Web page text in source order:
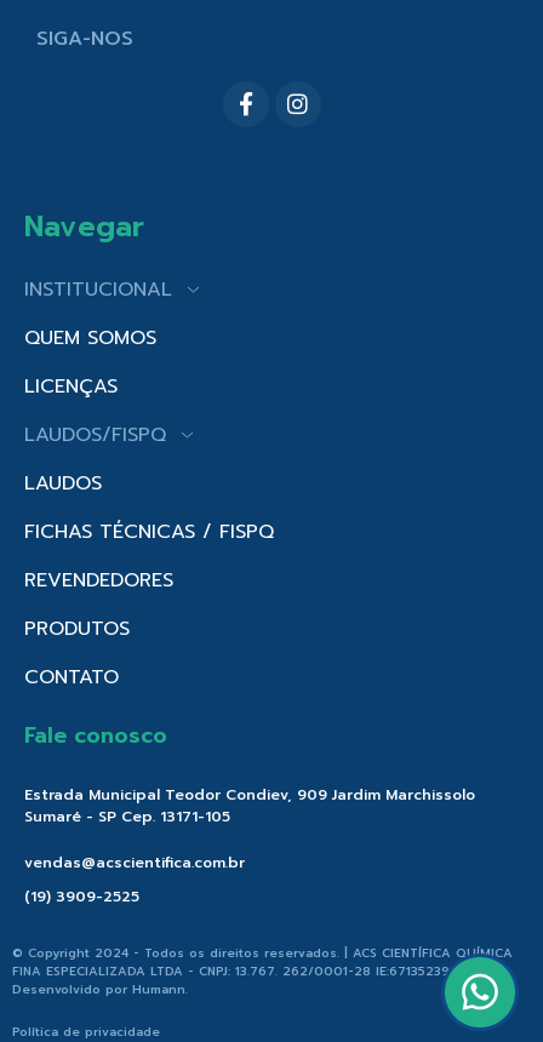
SIGA-NOS
Navegar
INSTITUCIONAL
QUEM SOMOS
LICENÇAS
LAUDOS/FISPQ
LAUDOS
FICHAS TÉCNICAS / FISPQ
REVENDEDORES
PRODUTOS
CONTATO
Fale conosco
Estrada Municipal Teodor Condiev, 909 Jardim Marchissolo
Sumaré - SP Cep. 13171-105
vendas@acscientifica.com.br
(19) 3909-2525
© Copyright 2024 - Todos os direitos reservados. | ACS CIENTÍFICA QUÍMICA
FINA ESPECIALIZADA LTDA - CNPJ: 13.767. 262/0001-28 IE:671352396.176 |
Desenvolvido por Humann.
Política de privacidade